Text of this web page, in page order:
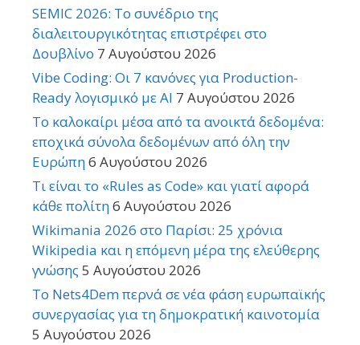
SEMIC 2026: Το συνέδριο της
διαλειτουργικότητας επιστρέφει στο
Δουβλίνο 7 Αυγούστου 2026
Vibe Coding: Οι 7 κανόνες για Production-
Ready λογισμικό με AI 7 Αυγούστου 2026
Το καλοκαίρι μέσα από τα ανοικτά δεδομένα:
εποχικά σύνολα δεδομένων από όλη την
Ευρώπη6 Αυγούστου 2026
Τι είναι το «Rules as Code» και γιατί αφορά
κάθε πολίτη6 Αυγούστου 2026
Wikimania 2026 στο Παρίσι: 25 χρόνια
Wikipedia και η επόμενη μέρα της ελεύθερης
γνώσης 5 Αυγούστου 2026
Το Nets4Dem περνά σε νέα φάση ευρωπαϊκής
συνεργασίας για τη δημοκρατική καινοτομία
5 Αυγούστου 2026